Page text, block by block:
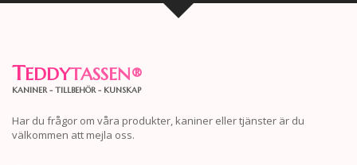
TEDDYTASSEN®
KANINER - TILLBEHÖR - KUNSKAP
Har du frågor om våra produkter, kaniner eller tjänster är du
välkommen att mejla oss.